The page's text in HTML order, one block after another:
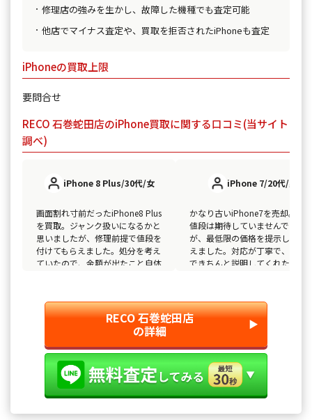
修理店の強みを生かし、故障した機種でも査定可能
他店でマイナス査定や、買取を拒否されたiPhoneも査定
iPhoneの買取上限
要問合せ
RECO 石巻蛇田店のiPhone買取に関する口コミ(当サイト
調べ)
iPhone 8 Plus/30代/女
画面割れ寸前だったiPhone8 Plus
を買取。ジャンク扱いになるかと
思いましたが、修理前提で値段を
付けてもらえました。処分を考え
ていたので、金額が出たこと自体
iPhone 7/20代/男
かなり古いiPhone7を売却。正
値段は期待していませんでした
が、最低限の価格を提示しても
えました。対応が丁寧で、最後
できちんと説明してくれたのが
RECO 石巻蛇田店
の詳細 ▶︎